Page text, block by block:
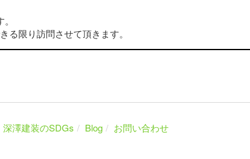
る限り訪問させて頂きます。
深澤建装のSDGs Blog お問い合わせ